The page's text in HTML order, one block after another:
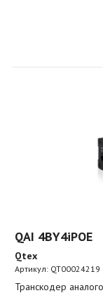
QAI 4BY4iPOE
Qtex
Артикул: QT00024219
Транскодер